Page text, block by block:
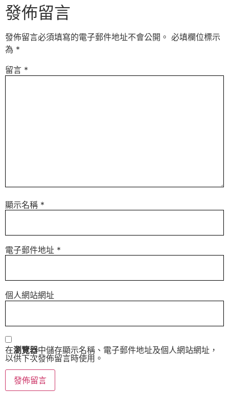
發佈留言
發佈留言必須填寫的電子郵件地址不會公開。 必填欄位標示
為 *
留言 *
顯示名稱 *
電子郵件地址 *
個人網站網址
在瀏覽器中儲存顯示名稱、電子郵件地址及個人網站網址，
以供下次發佈留言時使用。